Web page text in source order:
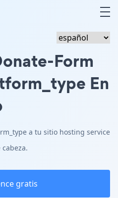
Form
En
a tu sitio hosting service
gratis